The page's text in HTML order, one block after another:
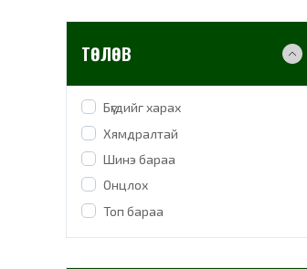
ТӨЛӨВ
Бүгдийг харах
Хямдралтай
Шинэ бараа
Онцлох
Топ бараа